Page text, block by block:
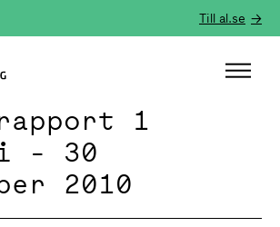
Till al.se
1
- 30
2010